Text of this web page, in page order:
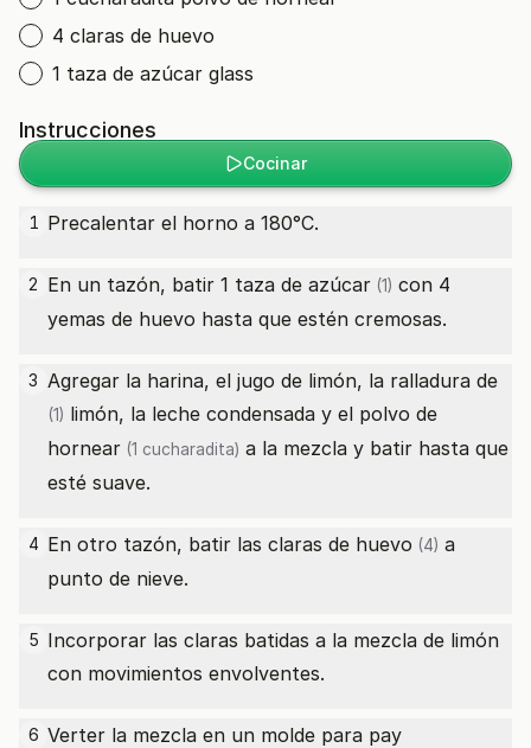
4 claras de huevo
1 taza de azúcar glass
Instrucciones
Cocinar
1 Precalentar el horno a 180°C.
2 En un tazón, batir 1 taza de azúcar (1) con 4
yemas de huevo hasta que estén cremosas.
3 Agregar la harina, el jugo de limón, la ralladura de
(1) limón, la leche condensada y el polvo de
hornear (1 cucharadita) a la mezcla y batir hasta que
esté suave.
4 En otro tazón, batir las claras de huevo (4) a
punto de nieve.
5 Incorporar las claras batidas a la mezcla de limón
con movimientos envolventes.
6 Verter la mezcla en un molde para pay